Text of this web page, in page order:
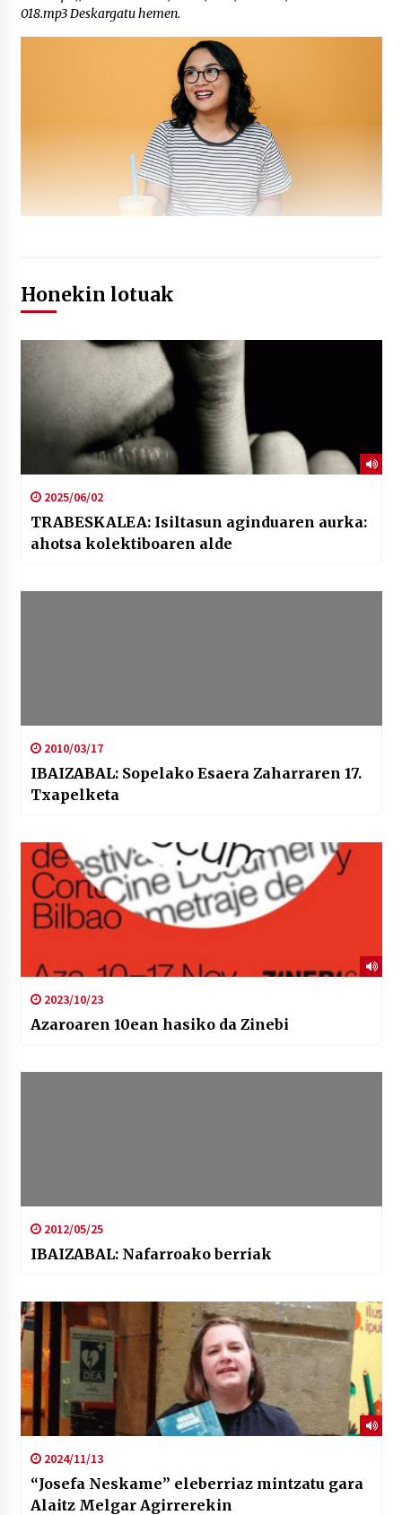
018.mp3 Deskargatu hemen.
Honekin lotuak
2025/06/02
TRABESKALEA: Isiltasun aginduaren aurka:
ahotsa kolektiboaren alde
2010/03/17
IBAIZABAL: Sopelako Esaera Zaharraren 17.
Txapelketa
2023/10/23
Azaroaren 10ean hasiko da Zinebi
2012/05/25
IBAIZABAL: Nafarroako berriak
2024/11/13
“Josefa Neskame” eleberriaz mintzatu gara
Alaitz Melgar Agirrerekin